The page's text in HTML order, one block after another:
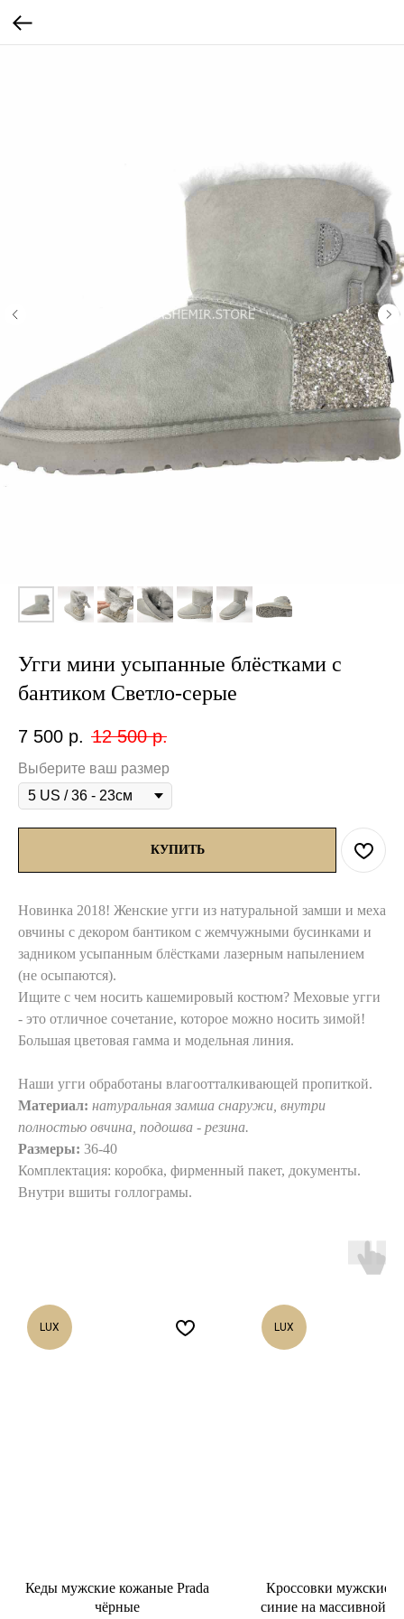
Угги мини усыпанные блёстками с
бантиком Светло-серые
7 500 р. 12 500 р.
Выберите ваш размер
КУПИТЬ
Новинка 2018! Женские угги из натуральной замши и меха
овчины с декором бантиком с жемчужными бусинками и
задником усыпанным блёстками лазерным напылением
(не осыпаются).
Ищите с чем носить кашемировый костюм? Меховые угги
- это отличное сочетание, которое можно носить зимой!
Большая цветовая гамма и модельная линия.
Наши угги обработаны влагоотталкивающей пропиткой.
Материал: натуральная замша снаружи, внутри
полностью овчина, подошва - резина.
Размеры: 36-40
Комплектация: коробка, фирменный пакет, документы.
Внутри вшиты голлограмы.
LUX
Кеды мужские кожаные Prada
чёрные
LUX
Кроссовки мужские
синие на массивной